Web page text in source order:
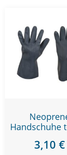
Handschuhe
3,10 €